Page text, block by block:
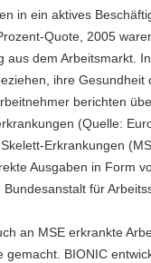
in ein aktives
Quote, 2005
aus dem Arbeitsmarkt.
ihre
berichten
(Quelle:
Erkrankungen
Ausgaben in Form
Bundesanstalt für
an MSE erkrankte
gemacht. BIONIC